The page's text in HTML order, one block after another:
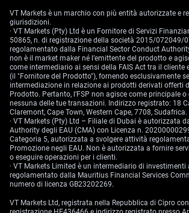
VT Markets è un marchio con più entità autorizzate e
giurisdizioni.
· VT Markets (Pty) Ltd è un Fornitore di Servizi
50865, n. di registrazione della società 2015/072049/
regolamentato dalla Financial Sector Conduct Authority
non è il market maker né l’emittente del prodotto e
come intermediario ai sensi della FAIS Act tra il cliente
(il "Fornitore del Prodotto"), fornendo esclusivamente
intermediazione in relazione ai prodotti derivati offerti
Prodotto. Pertanto, l’FSP non agisce come principale
nessuna delle tue transazioni. Indirizzo registrato: 18
Claremont, Cape Town, Western Cape, 7708, Sudafrica.
· VT Markets (Pty) Ltd – Filiale di Dubai è autorizzata
Authority degli EAU (CMA) con Licenza n.
Categoria 5, autorizzata a svolgere attività
Promozione negli EAU. Non è autorizzata a fornire
o eseguire operazioni per i clienti.
· VT Markets Limited è un intermediario di
regolamentato dalla Mauritius Financial Services
numero di licenza GB23202269.
VT Markets Ltd, registrata nella Repubblica di Cipro